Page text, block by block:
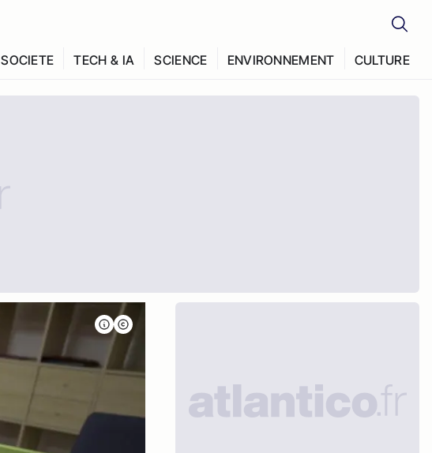
SOCIETE TECH & IA SCIENCE ENVIRONNEMENT CULTURE